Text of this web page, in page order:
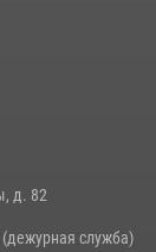
д. 82
служба)